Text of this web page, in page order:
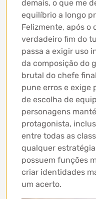
demais, o que me
equilíbrio a longo
Felizmente, após o
verdadeiro fim do
passa a exigir uso
da composição do
brutal do chefe
pune erros e exige
de escolha de
personagens
protagonista,
entre todas as
qualquer
possuem funções
criar identidades
um acerto.